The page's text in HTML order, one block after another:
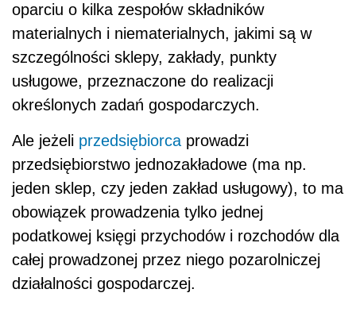
oparciu o kilka zespołów składników
materialnych i niematerialnych, jakimi są w
szczególności sklepy, zakłady, punkty
usługowe, przeznaczone do realizacji
określonych zadań gospodarczych.
Ale jeżeli przedsiębiorca prowadzi
przedsiębiorstwo jednozakładowe (ma np.
jeden sklep, czy jeden zakład usługowy), to ma
obowiązek prowadzenia tylko jednej
podatkowej księgi przychodów i rozchodów dla
całej prowadzonej przez niego pozarolniczej
działalności gospodarczej.